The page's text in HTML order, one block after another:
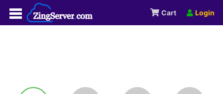
Cart Login